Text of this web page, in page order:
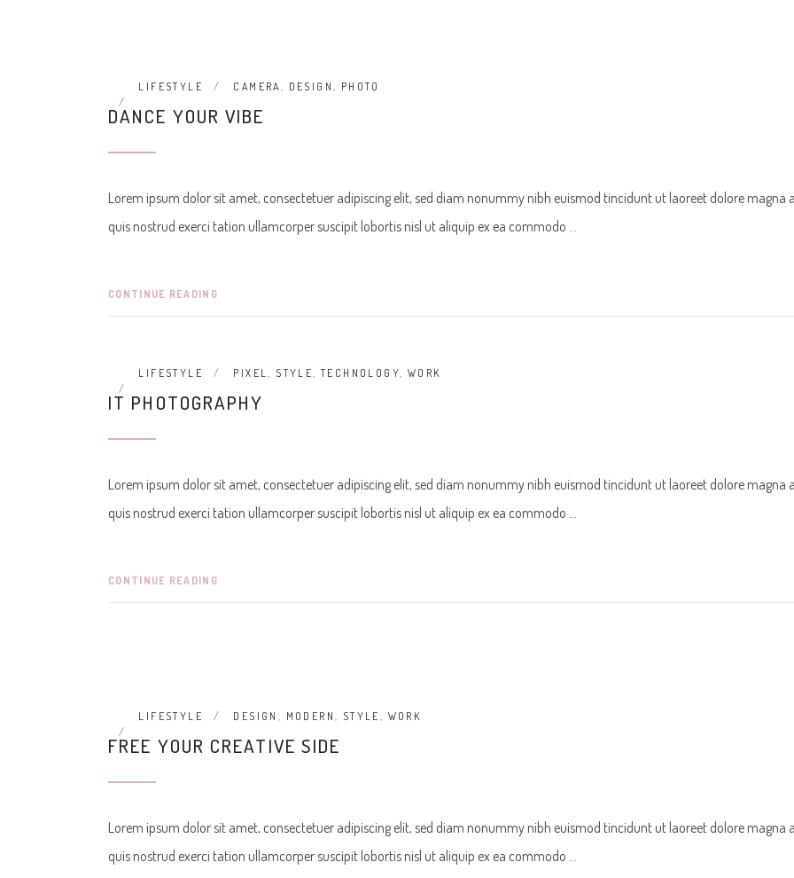
LIFESTYLE CAMERA, DESIGN, PHOTO
DANCE YOUR VIBE
Lorem ipsum dolor sit amet, consectetuer adipiscing elit, sed diam nonummy nibh euismod tincidunt ut laoreet dolore
quis nostrud exerci tation ullamcorper suscipit lobortis nisl ut aliquip ex ea commodo
CONTINUE READING
LIFESTYLE PIXEL, STYLE,TECHNOLOGY, WORK
IT PHOTOGRAPHY
Lorem ipsum dolor sit amet, consectetuer adipiscing elit, sed diam nonummy nibh euismod tincidunt ut laoreet dolore
quis nostrud exerci tation ullamcorper suscipit lobortis nisl ut aliquip ex ea commodo
CONTINUE READING
LIFESTYLE DESIGN , MODERN, STYLE , WORK
FREE YOUR CREATIVE SIDE
Lorem ipsum dolor sit amet, consectetuer adipiscing elit, sed diam nonummy nibh euismod tincidunt ut laoreet dolore
quis nostrud exerci tation ullamcorper suscipit lobortis nisl ut aliquip ex ea commodo